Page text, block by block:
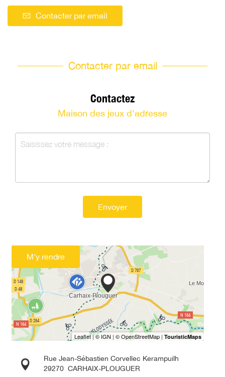
Contacter par email
Contacter par email
Contactez
Maison des jeux d'adresse
Envoyer
M'y rendre
Rue Jean-Sébastien Corvellec Kerampuilh
29270 CARHAIX-PLOUGUER